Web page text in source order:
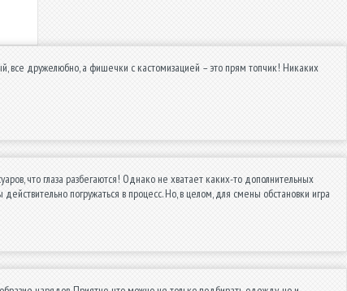
все дружелюбно, а фишечки с кастомизацией – это прям топчик! Никаких
что глаза разбегаются! Однако не хватает каких-то дополнительных
погружаться в процесс. Но, в целом, для смены обстановки игра